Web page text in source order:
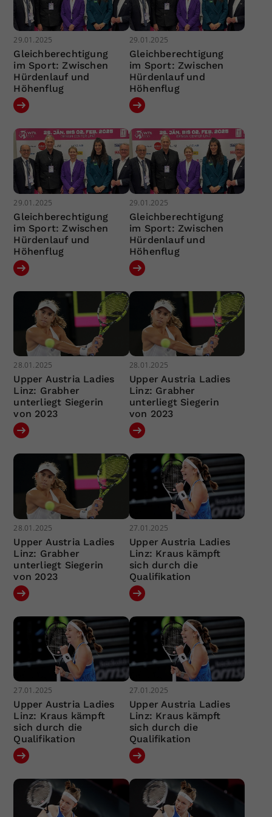
29.01.2025
Gleichberechtigung
im Sport: Zwischen
Hürdenlauf und
Höhenflug
29.01.2025
Gleichberechtigung
im Sport: Zwischen
Hürdenlauf und
Höhenflug
29.01.2025
Gleichberechtigung
im Sport: Zwischen
Hürdenlauf und
Höhenflug
29.01.2025
Gleichberechtigung
im Sport: Zwischen
Hürdenlauf und
Höhenflug
28.01.2025
Upper Austria Ladies
Linz: Grabher
unterliegt Siegerin
von 2023
28.01.2025
Upper Austria Ladies
Linz: Grabher
unterliegt Siegerin
von 2023
28.01.2025
Upper Austria Ladies
Linz: Grabher
unterliegt Siegerin
von 2023
27.01.2025
Upper Austria Ladies
Linz: Kraus kämpft
sich durch die
Qualifikation
27.01.2025
Upper Austria Ladies
Linz: Kraus kämpft
sich durch die
Qualifikation
27.01.2025
Upper Austria Ladies
Linz: Kraus kämpft
sich durch die
Qualifikation